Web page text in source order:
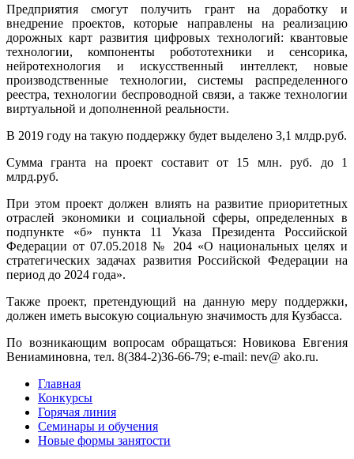
Предприятия смогут получить грант на доработку и
внедрение проектов, которые направлены на реализацию
дорожных карт развития цифровых технологий: квантовые
технологии, компоненты робототехники и сенсорика,
нейротехнология и искусственный интеллект, новые
производственные технологии, системы распределенного
реестра, технологии беспроводной связи, а также технологии
виртуальной и дополненной реальности.
В 2019 году на такую поддержку будет выделено 3,1 млдр.руб.
Сумма гранта на проект составит от 15 млн. руб. до 1
млрд.руб.
При этом проект должен влиять на развитие приоритетных
отраслей экономики и социальной сферы, определенных в
подпункте «б» пункта 11 Указа Президента Российской
Федерации от 07.05.2018 № 204 «О национальных целях и
стратегических задачах развития Российской Федерации на
период до 2024 года».
Также проект, претендующий на данную меру поддержки,
должен иметь высокую социальную значимость для Кузбасса.
По возникающим вопросам обращаться: Новикова Евгения
Вениаминовна, тел. 8(384-2)36-66-79; e-mail: nev@ ako.ru.
Главная
Конкурсы
Горячая линия
Семинары и обучения
Новые формы занятости